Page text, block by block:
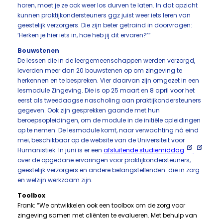
horen, moet je ze ook weer los durven te laten. In dat opzicht
kunnen praktijkondersteuners ggz juist weer iets leren van
geestelijk verzorgers. Die zijn beter getraind in doorvragen:
‘Herken je hier iets in, hoe heb jij dit ervaren?’”
Bouwstenen
De lessen die in de leergemeenschappen werden verzorgd,
leverden meer dan 20 bouwstenen op om zingeving te
herkennen en te bespreken. Vier daarvan zijn omgezet in een
lesmodule Zingeving. Die is op 25 maart en 8 april voor het
eerst als tweedaagse nascholing aan praktijkondersteuners
gegeven. Ook zijn gesprekken gaande met hun
beroepsopleidingen, om de module in de initiële opleidingen
op te nemen. De lesmodule komt, naar verwachting ná eind
mei, beschikbaar op de website van de Universiteit voor
Humanistiek. In juni is er een afsluitende studiemiddag
over de opgedane ervaringen voor praktijkondersteuners,
geestelijk verzorgers en andere belangstellenden die in zorg
en welzijn werkzaam zijn.
Toolbox
Frank: “We ontwikkelen ook een toolbox om de zorg voor
zingeving samen met cliënten te evalueren. Met behulp van